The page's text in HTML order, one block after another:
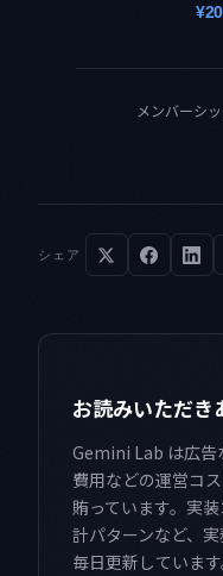
メンバーシ
シェア
お読みいただき
Gemini Lab は広告
費用などの運営コ
賄っています。実
計パターンなど、
毎日更新していま